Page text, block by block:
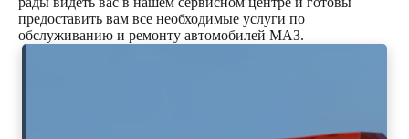
предоставить вам все необходимые услуги по
обслуживанию и ремонту автомобилей МАЗ.